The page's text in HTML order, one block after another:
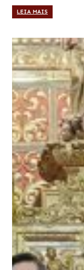
LEIA MAIS